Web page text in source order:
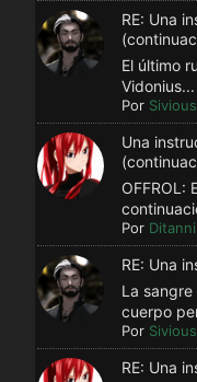
RE: Una
El último
Vidonius...
Por Sivious
Una
OFFROL:
Por Ditanni
RE: Una
La
cuerpo
Por Sivious
RE: Una